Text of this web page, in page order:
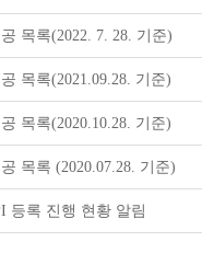
목록(2022. 7. 28. 기준)
목록(2021.09.28. 기준)
목록(2020.10.28. 기준)
목록 (2020.07.28. 기준)
등록 진행 현황 알림